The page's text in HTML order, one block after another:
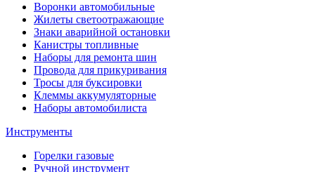
Воронки автомобильные
Жилеты светоотражающие
Знаки аварийной остановки
Канистры топливные
Наборы для ремонта шин
Провода для прикуривания
Тросы для буксировки
Клеммы аккумуляторные
Наборы автомобилиста
Инструменты
Горелки газовые
Ручной инструмент